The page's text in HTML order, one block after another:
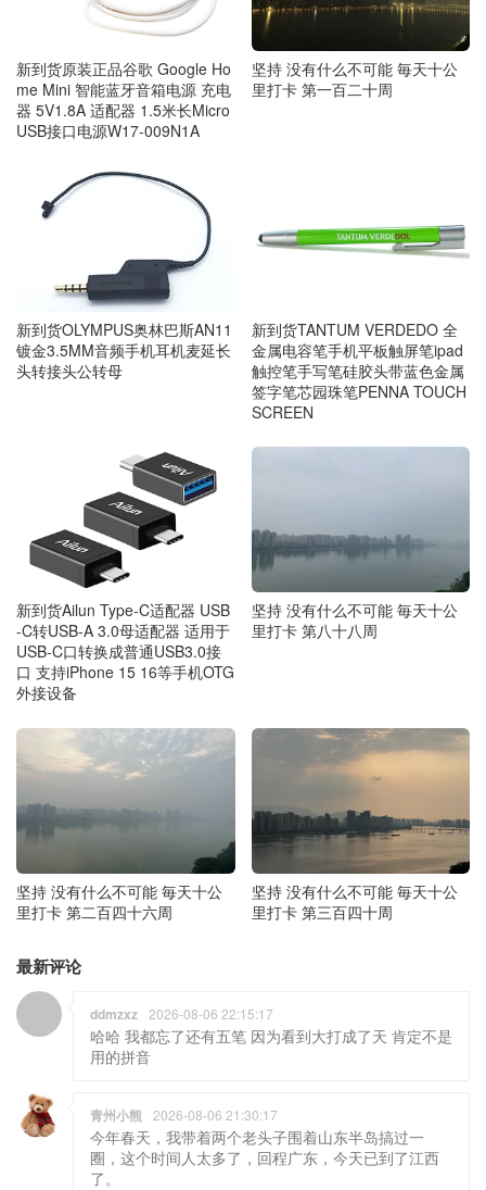
新到货原装正品谷歌 Google Ho
me Mini 智能蓝牙音箱电源 充电
器 5V1.8A 适配器 1.5米长Micro
USB接口电源W17-009N1A
坚持 没有什么不可能 毎天十公
里打卡 第一百二十周
新到货OLYMPUS奥林巴斯AN11
镀金3.5MM音频手机耳机麦延长
头转接头公转母
新到货TANTUM VERDEDO 全
金属电容笔手机平板触屏笔ipad
触控笔手写笔硅胶头带蓝色金属
签字笔芯园珠笔PENNA TOUCH
SCREEN
新到货Ailun Type-C适配器 USB
-C转USB-A 3.0母适配器 适用于
USB-C口转换成普通USB3.0接
口 支持iPhone 15 16等手机OTG
外接设备
坚持 没有什么不可能 毎天十公
里打卡 第八十八周
坚持 没有什么不可能 毎天十公
里打卡 第二百四十六周
坚持 没有什么不可能 毎天十公
里打卡 第三百四十周
最新评论
ddmzxz 2026-08-06 22:15:17
哈哈 我都忘了还有五笔 因为看到大打成了天 肯定不是
用的拼音
青州小熊 2026-08-06 21:30:17
今年春天，我带着两个老头子围着山东半岛搞过一
圈，这个时间人太多了，回程广东，今天已到了江西
了。